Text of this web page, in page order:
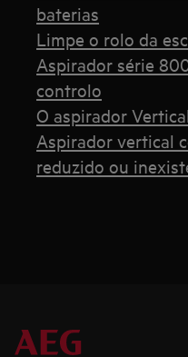
baterias
Limpe o rolo da
Aspirador série
controlo
O aspirador
Aspirador vertical
reduzido ou